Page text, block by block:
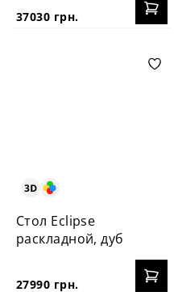
37030 грн.
Стол Eclipse
раскладной, дуб
27990 грн.